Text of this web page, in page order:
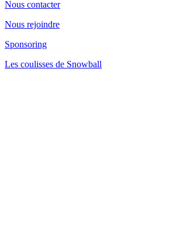
Nous contacter
Nous rejoindre
Sponsoring
Les coulisses de Snowball